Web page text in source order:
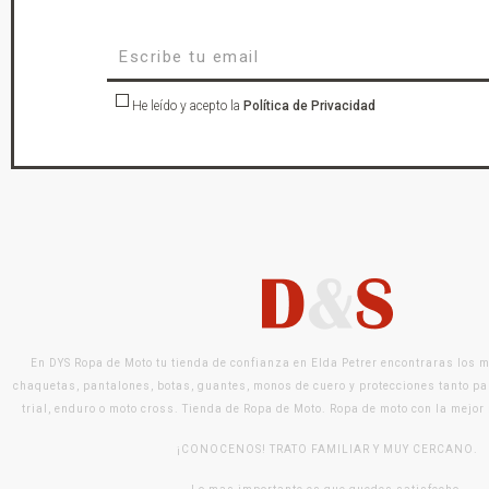
He leído y acepto la Política de Privacidad
En DYS Ropa de Moto tu tienda de confianza en Elda Petrer encontraras los
chaquetas, pantalones, botas, guantes, monos de cuero y protecciones tanto
trial, enduro o moto cross. Tienda de Ropa de Moto. Ropa de moto con la
¡CONOCENOS! TRATO FAMILIAR Y MUY CERCANO.